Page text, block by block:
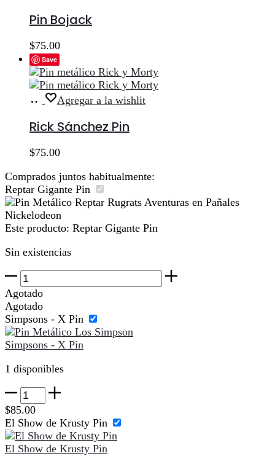
carrito
Pin Bojack
$75.00
Save
Añadir
carrito
Agregar a la wishlit
Rick Sánchez Pin
$75.00
Comprados juntos habitualmente:
Reptar Gigante Pin
Este producto: Reptar Gigante Pin
Sin existencias
Reptar
Gigante
Pin
cantidad
Agotado
Agotado
Simpsons - X Pin
Simpsons - X Pin
1 disponibles
Simpsons
-
X
Pin
cantidad
$85.00
El Show de Krusty Pin
El Show de Krusty Pin